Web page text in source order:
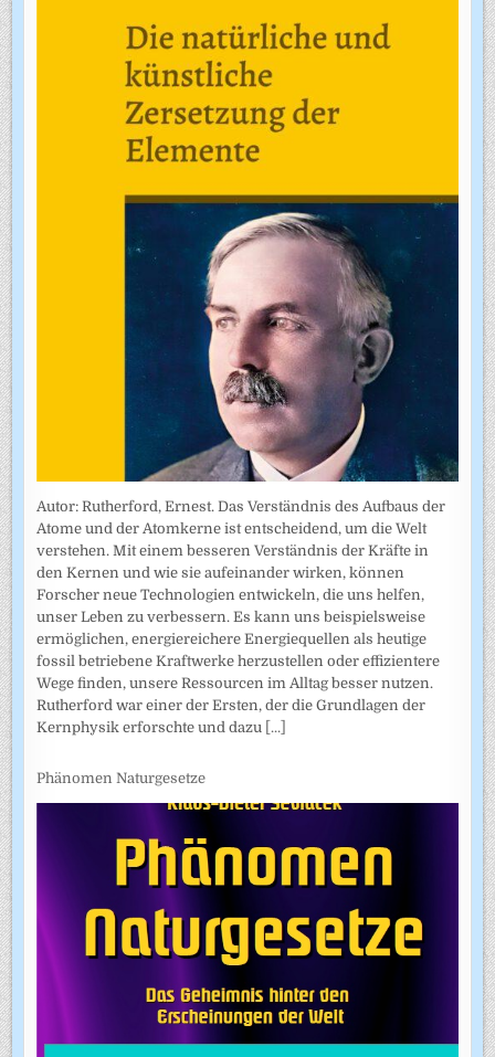
Autor: Rutherford, Ernest. Das Verständnis des Aufbaus der
Atome und der Atomkerne ist entscheidend, um die Welt
verstehen. Mit einem besseren Verständnis der Kräfte in
den Kernen und wie sie aufeinander wirken, können
Forscher neue Technologien entwickeln, die uns helfen,
unser Leben zu verbessern. Es kann uns beispielsweise
ermöglichen, energiereichere Energiequellen als heutige
fossil betriebene Kraftwerke herzustellen oder effizientere
Wege finden, unsere Ressourcen im Alltag besser nutzen.
Rutherford war einer der Ersten, der die Grundlagen der
Kernphysik erforschte und dazu [...]
Phänomen Naturgesetze